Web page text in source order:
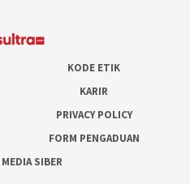
KODE ETIK
KARIR
PRIVACY POLICY
FORM PENGADUAN
SIBER